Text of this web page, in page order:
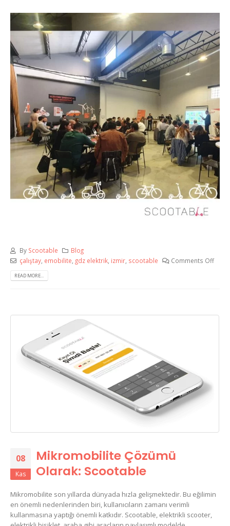
By Scootable
Blog
çalıştay, emobilite gdz elektrik, izmir, scootable Comments Off
READ MORE...
08
Kas
Mikromobilite Çözümü
Olarak: Scootable
Mikromobilite son yıllarda dünyada hızla gelişmektedir. Bu eğilimin
en önemli nedenlerinden biri, kullanıcıların zamanı verimli
kullanmasına yaptığı önemli katkıdır. Scootable, elektrikli scooter,